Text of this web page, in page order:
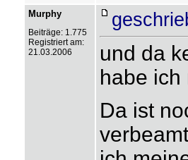
Murphy
Beiträge: 1.775
Registriert am:
21.03.2006
und da
habe ich
Da ist